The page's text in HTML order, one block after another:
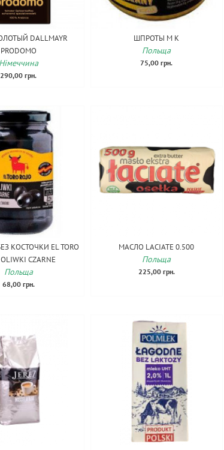
DALLMAYR
PRODOMO
Німеччина
290,00 грн.
ШПРОТЫ M K
Польща
75,00 грн.
КОСТОЧКИ EL TORO
OLIWKI CZARNE
Польща
68,00 грн.
МАСЛО LACIATE 0.500
Польща
225,00 грн.